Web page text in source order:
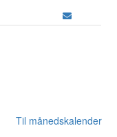
Til månedskalender